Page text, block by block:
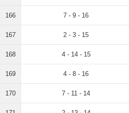
166 7 - 9 - 16
167 2 - 3 - 15
168 4 - 14 - 15
169 4 - 8 - 16
170 7 - 11 - 14